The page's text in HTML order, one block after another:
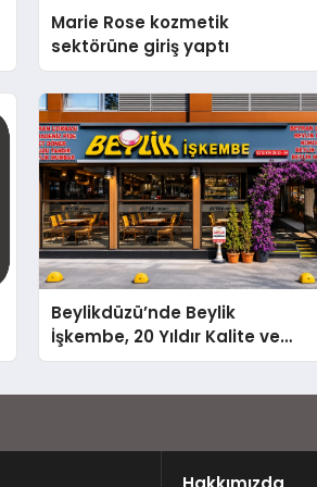
Marie Rose kozmetik
sektörüne giriş yaptı
Beylikdüzü’nde Beylik
İşkembe, 20 Yıldır Kalite ve
Lezzetin Değişmeyen Adresi